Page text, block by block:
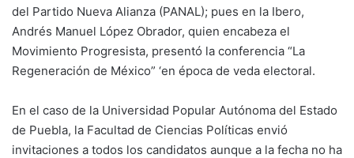
del Partido Nueva Alianza (PANAL); pues en la Ibero,
Andrés Manuel López Obrador, quien encabeza el
Movimiento Progresista, presentó la conferencia “La
Regeneración de México” ‘en época de veda electoral.
En el caso de la Universidad Popular Autónoma del Estado
de Puebla, la Facultad de Ciencias Políticas envió
invitaciones a todos los candidatos aunque a la fecha no ha